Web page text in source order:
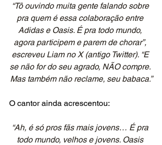
“Tô ouvindo muita gente falando sobre
pra quem é essa colaboração entre
Adidas e Oasis. É pra todo mundo,
agora participem e parem de chorar”,
escreveu Liam no X (antigo Twitter). “E
se não for do seu agrado, NÃO compre.
Mas também não reclame, seu babaca.”
O cantor ainda acrescentou:
“Ah, é só pros fãs mais jovens… É pra
todo mundo, velhos e jovens. Oasis